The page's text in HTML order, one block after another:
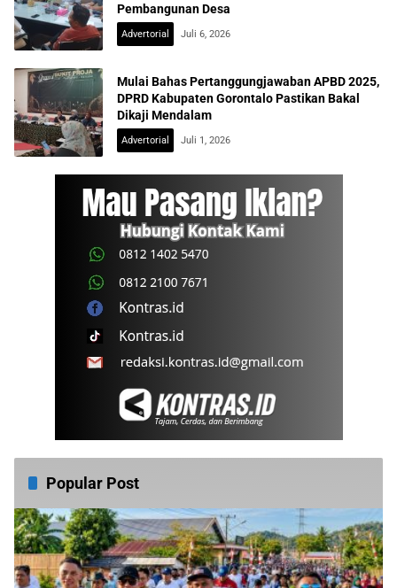
Pembangunan Desa
Advertorial Juli 6, 2026
Mulai Bahas Pertanggungjawaban APBD 2025,
DPRD Kabupaten Gorontalo Pastikan Bakal
Dikaji Mendalam
Advertorial Juli 1, 2026
Popular Post